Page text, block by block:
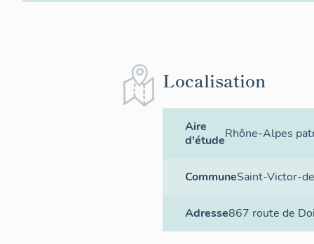
Localisation
Aire
d'étudeRhône-Alpes
CommuneSaint-Victor-
Adresse867 route de